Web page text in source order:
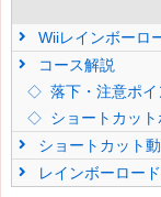
Wiiレインボーロ
コース解説
落下・注意ポイ
ショートカット
ショートカット
レインボーロー